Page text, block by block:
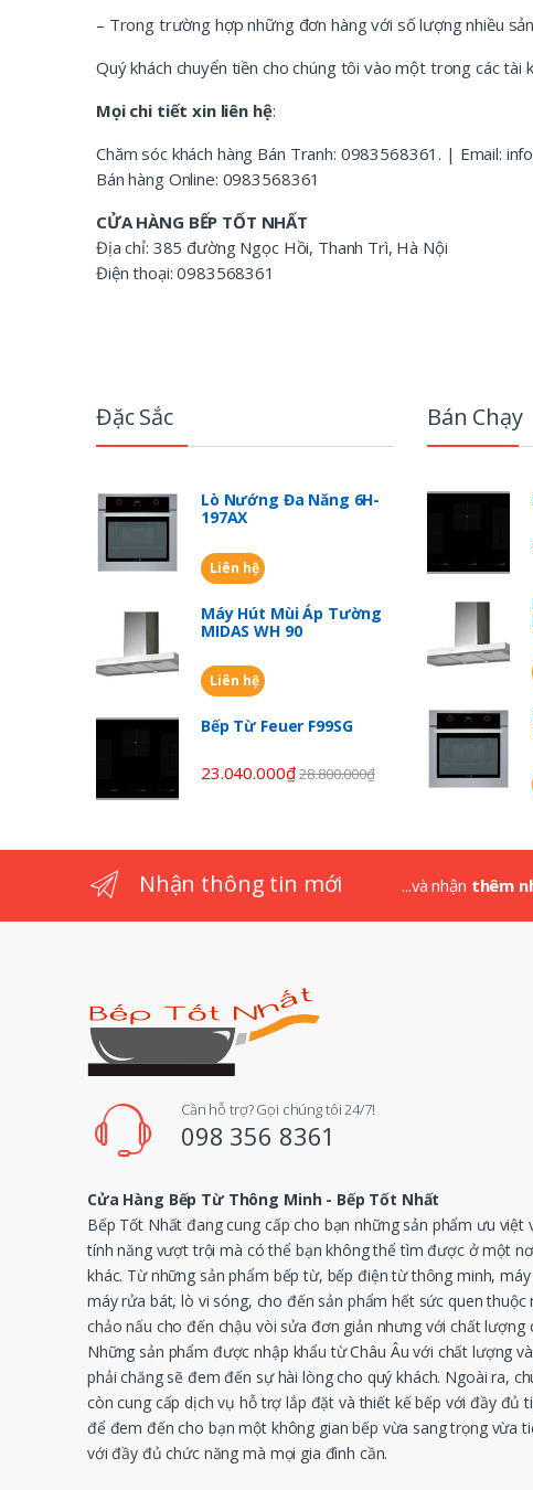
– Trong trường hợp những đơn hàng với số lượng nhiều
Quý khách chuyển tiền cho chúng tôi vào một trong các tài
Mọi chi tiết xin liên hệ:
Chăm sóc khách hàng Bán Tranh: 0983568361. | Email:
Bán hàng Online: 0983568361
CỬA HÀNG BẾP TỐT NHẤT
Địa chỉ: 385 đường Ngọc Hồi, Thanh Trì, Hà Nội
Điện thoại: 0983568361
s
Đặc Sắc
Lò Nướng Đa Năng 6H-
197AX
Liên hệ
Máy Hút Mùi Áp Tường
MIDAS WH 90
Liên hệ
Bếp Từ Feuer F99SG
23.040.000₫ 28.800.000₫
Bán Chạy
Nhận thông tin mới ...và nhận thêm
Cần hỗ trợ? Gọi chúng tôi 24/7!
098 356 8361
Cửa Hàng Bếp Từ Thông Minh - Bếp Tốt Nhất
Bếp Tốt Nhất đang cung cấp cho bạn những sản phẩm ưu việt
tính năng vượt trội mà có thể bạn không thể tìm được ở một
khác. Từ những sản phẩm bếp từ, bếp điện từ thông minh,
máy rửa bát, lò vi sóng, cho đến sản phẩm hết sức quen thuộc
chảo nấu cho đến chậu vòi sửa đơn giản nhưng với chất lượng
Những sản phẩm được nhập khẩu từ Châu Âu với chất lượng
phải chăng sẽ đem đến sự hài lòng cho quý khách. Ngoài ra,
còn cung cấp dịch vụ hỗ trợ lắp đặt và thiết kế bếp với đầy đủ
để đem đến cho bạn một không gian bếp vừa sang trọng vừa
với đầy đủ chức năng mà mọi gia đình cần.